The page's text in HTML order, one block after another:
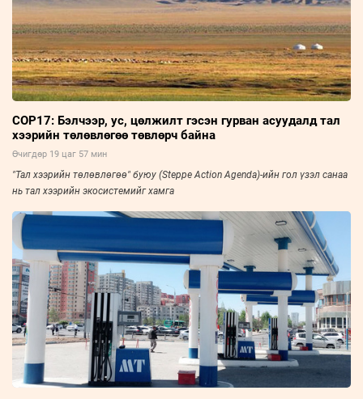
COP17: Бэлчээр, ус, цөлжилт гэсэн гурван асуудалд тал
хээрийн төлөвлөгөө төвлөрч байна
Өчигдөр 19 цаг 57 мин
"Тал хээрийн төлөвлөгөө" буюу (Steppe Action Agenda)-ийн гол үзэл санаа
нь тал хээрийн экосистемийг хамга